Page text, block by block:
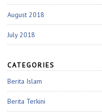
August 2018
July 2018
CATEGORIES
Berita Islam
Berita Terkini